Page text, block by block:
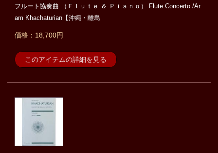
フルート協奏曲 （Ｆｌｕｔｅ ＆ Ｐｉａｎｏ） Flute Concerto /Ar
am Khachaturian【沖縄・離島
価格：18,700円
このアイテムの詳細を見る